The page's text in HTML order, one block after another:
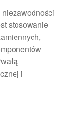
stosowanie
i